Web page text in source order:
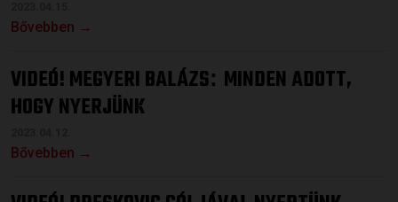
Bővebben →
VIDEÓ! MEGYERI BALÁZS: MINDEN ADOTT,
HOGY NYERJÜNK
Bővebben →